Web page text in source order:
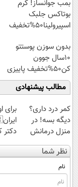
بمب جوانساز! کرم
بوتاکس جلبک
اسپیرولینا50%تخفیف
بدون سوزن پوستتو
10سال جوون
کن50%تخفیف پاییزی
مطالب پیشنهادی
کمر درد داری؟
دیگه بسه! در
منزل درمانش
کن
(◀پرسش‌نامه)
برای
دکتر
نظر شما
نام